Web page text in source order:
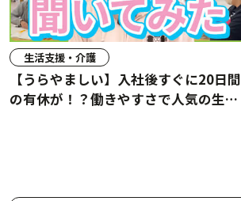
生活支援・介護
【うらやましい】入社後すぐに20日間
の有休が！？働きやすさで人気の生活